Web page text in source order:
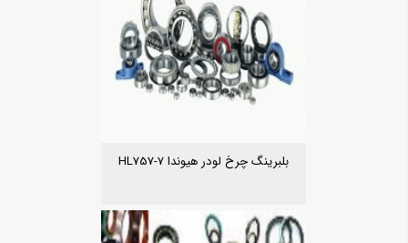
بلبرینگ چرخ لودر هیوندا HL757-7